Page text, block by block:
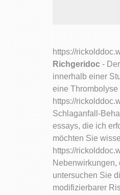
https://
Richgeridoc -
innerhalb einer
eine
https://
Schlaganfall-
essays, die ich
möchten Sie
https://
Nebenwirkungen,
untersuchen Sie
modifizierbarer